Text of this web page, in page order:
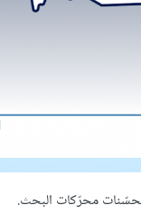
مُحسّنات محرّكات البحث.